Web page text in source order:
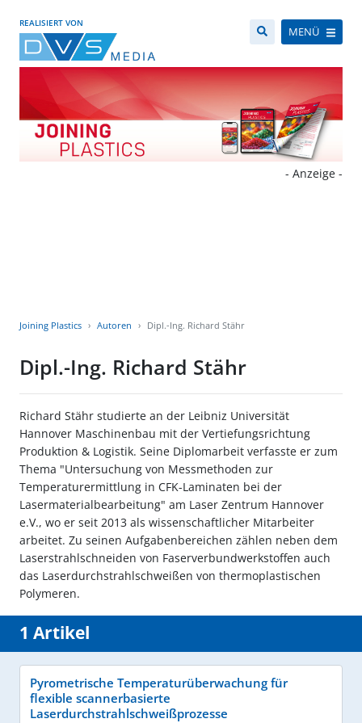
REALISIERT VON
MENÜ
- Anzeige -
Joining Plastics Autoren Dipl.-Ing. Richard Stähr
Dipl.-Ing. Richard Stähr
Richard Stähr studierte an der Leibniz Universität
Hannover Maschinenbau mit der Vertiefungsrichtung
Produktion & Logistik. Seine Diplomarbeit verfasste er zum
Thema "Untersuchung von Messmethoden zur
Temperaturermittlung in CFK-Laminaten bei der
Lasermaterialbearbeitung" am Laser Zentrum Hannover
e.V., wo er seit 2013 als wissenschaftlicher Mitarbeiter
arbeitet. Zu seinen Aufgabenbereichen zählen neben dem
Laserstrahlschneiden von Faserverbundwerkstoffen auch
das Laserdurchstrahlschweißen von thermoplastischen
Polymeren.
1 Artikel
Pyrometrische Temperaturüberwachung für
flexible scannerbasierte
Laserdurchstrahlschweißprozesse